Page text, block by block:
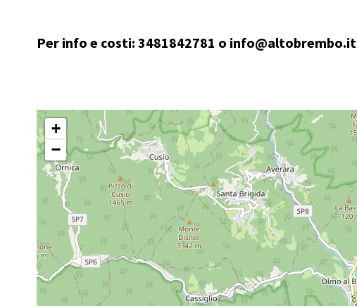
Per info e costi: 3481842781 o info@altobrembo.it
+
−